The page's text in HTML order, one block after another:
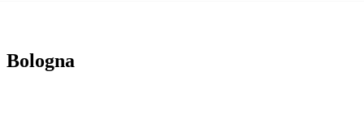
Bologna